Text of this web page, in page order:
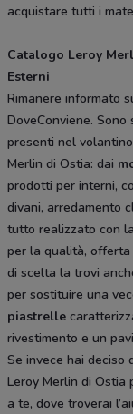
acquistare tutti i
Catalogo Leroy
Esterni
Rimanere informato
DoveConviene.
presenti nel
Merlin di Ostia: dai
prodotti per interni,
divani, arredamento
tutto realizzato con
per la qualità, offerta
di scelta la trovi
per sostituire una
piastrelle
rivestimento e un
Se invece hai deciso
Leroy Merlin di Ostia
a te, dove troverai